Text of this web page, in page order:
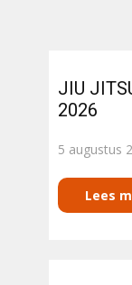
JIU
2026
5 augustus
Lees